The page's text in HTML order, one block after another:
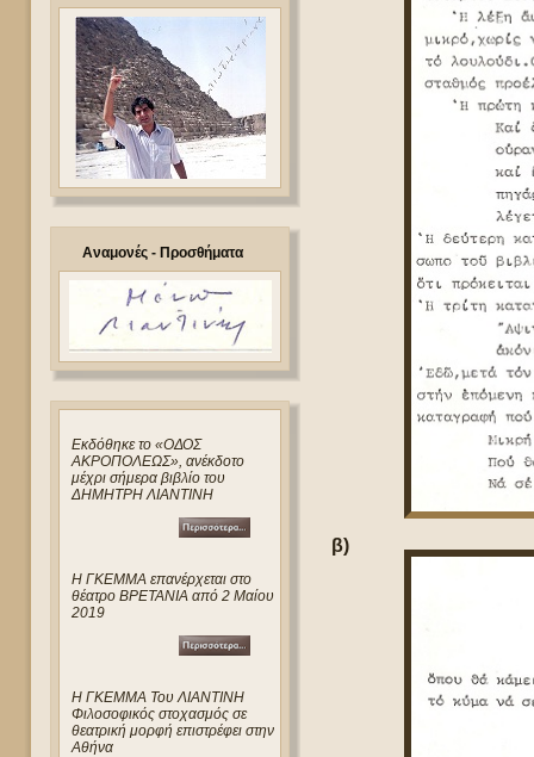
Αναμονές - Προσθήματα
Eκδόθηκε το «ΟΔΟΣ
ΑΚΡΟΠΟΛΕΩΣ», ανέκδοτο
μέχρι σήμερα βιβλίο του
ΔΗΜΗΤΡΗ ΛΙΑΝΤΙΝΗ
Η ΓΚΕΜΜΑ επανέρχεται στο
θέατρο ΒΡΕΤΑΝΙΑ από 2 Μαίου
2019
Η ΓΚΕΜΜΑ Του ΛΙΑΝΤΙΝΗ
Φιλοσοφικός στοχασμός σε
θεατρική μορφή επιστρέφει στην
Αθήνα
β)